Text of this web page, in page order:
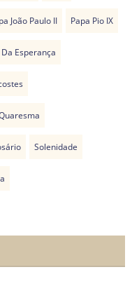
João Paulo II Papa Pio IX
Esperança
Solenidade